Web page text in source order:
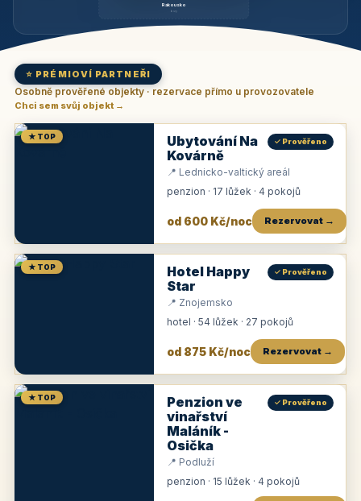
Rakousko
brzy
⭐ PRÉMIOVÍ PARTNEŘI
Osobně prověřené objekty · rezervace přímo u provozovatele
Chci sem svůj objekt →
★ TOP
Ubytování Na
Kovárně
✓ Prověřeno
📍 Lednicko-valtický areál
penzion · 17 lůžek · 4 pokojů
od 600 Kč/noc Rezervovat →
★ TOP
Hotel Happy
Star
✓ Prověřeno
📍 Znojemsko
hotel · 54 lůžek · 27 pokojů
od 875 Kč/noc Rezervovat →
★ TOP
Penzion ve
vinařství
Maláník -
Osička
✓ Prověřeno
📍 Podluží
penzion · 15 lůžek · 4 pokojů